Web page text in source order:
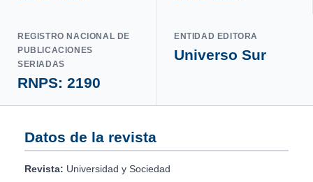
REGISTRO NACIONAL DE
PUBLICACIONES
SERIADAS
RNPS: 2190
ENTIDAD EDITORA
Universo Sur
Datos de la revista
Revista: Universidad y Sociedad